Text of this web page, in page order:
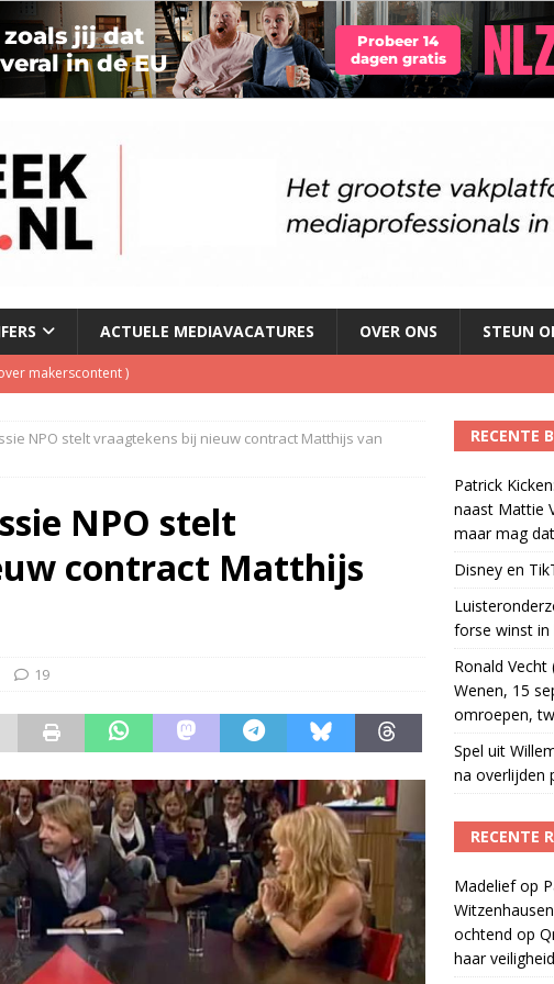
ACTUELE MEDIAVACATURES OVER ONS STEUN
makerscontent)
#13): 11 augustus Wenen, 15 september Hilversum, Twee
herleeft 40 jaar na overlijden presentator
wil wel naast Mattie Valk iedere ochtend op Qmusic,
veiligheid
NPO stelt vraagtekens bij nieuw contract Matthijs van
NPO stelt
contract Matthijs
19
RECENTE
Patrick
naast Mattie
maar mag
Disney en
forse winst in
Ronald Vecht
Wenen, 15
omroepen,
Spel uit
na overlijden
RECENTE
Madeliefop
ochtend op
haar veiligheid